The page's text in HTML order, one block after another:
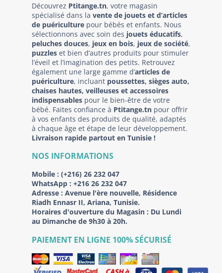
Découvrez Ptitange.tn, votre magasin
spécialisé dans la vente de jouets et d’articles
de puériculture pour bébés et enfants. Nous
sélectionnons avec soin des jouets éducatifs,
peluches douces, jeux en bois, jeux de société,
puzzles et bien d’autres produits pour stimuler
l’éveil et l’imagination des petits. Retrouvez
également une large gamme d’articles de
puériculture, incluant poussettes, sièges auto,
chaises hautes, veilleuses et accessoires
indispensables pour le bien-être de votre
bébé. Faites confiance à Ptitange.tn pour offrir
à vos enfants des produits de qualité, adaptés
à chaque âge et étape de leur développement.
Livraison rapide partout en Tunisie !
NOS INFORMATIONS
Mobile : (+216) 26 232 047
WhatsApp : +216 26 232 047
Adresse : Avenue l'ère nouvelle, Résidence
Riadh Ennasr II, Ariana, Tunisie.
Horaires d'ouverture du Magasin : Du Lundi
au Dimanche de 9h30 à 20h.
PAIEMENT EN LIGNE 100% SÉCURISÉ